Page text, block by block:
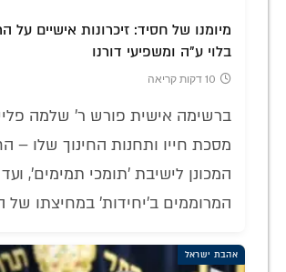
מיומנו של חסיד: זיכרונות אישיים על
בלוי ע"ה ומשפיעי דורנו
10 דקות קריאה
ברשימה אישית פורש ר' שלמה
מסכת חייו ותחנות החינוך שלו –
המכונן לישיבת 'תומכי תמימים',
המרוממים ב'יחידות' במחיצתו של
אהבת ישראל